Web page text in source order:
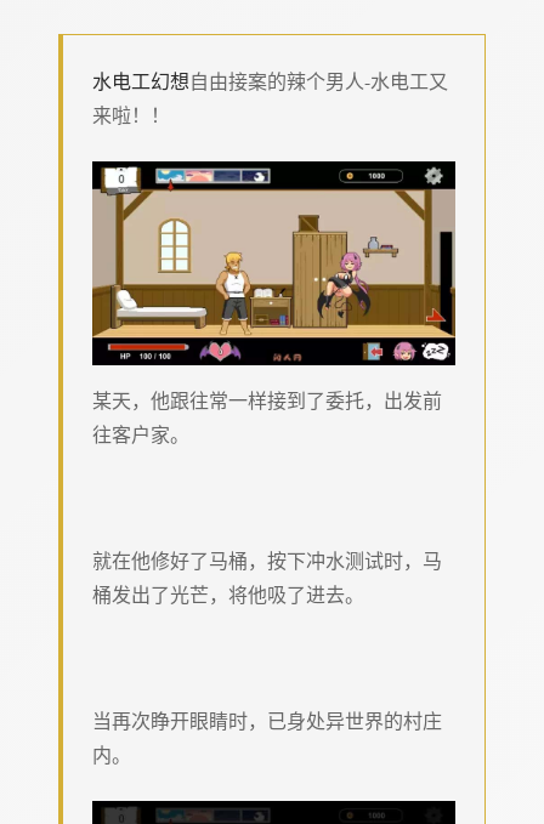
水电工幻想自由接案的辣个男人-水电工又
来啦！！
某天，他跟往常一样接到了委托，出发前
往客户家。
就在他修好了马桶，按下冲水测试时，马
桶发出了光芒，将他吸了进去。
当再次睁开眼睛时，已身处异世界的村庄
内。